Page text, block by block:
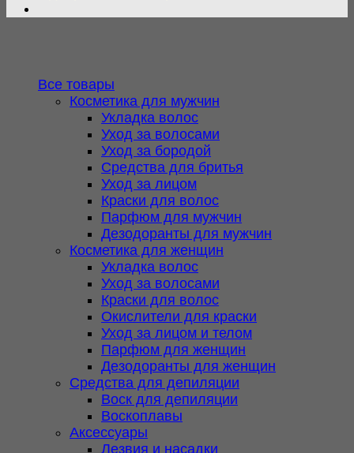
Все товары
Косметика для мужчин
Укладка волос
Уход за волосами
Уход за бородой
Средства для бритья
Уход за лицом
Краски для волос
Парфюм для мужчин
Дезодоранты для мужчин
Косметика для женщин
Укладка волос
Уход за волосами
Краски для волос
Окислители для краски
Уход за лицом и телом
Парфюм для женщин
Дезодоранты для женщин
Средства для депиляции
Воск для депиляции
Воскоплавы
Аксессуары
Лезвия и насадки